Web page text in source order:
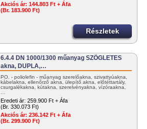
Akciós ár: 144.803 Ft + Áfa
(Br. 183.900 Ft)
Részletek
6.4.4 DN 1000/1300 műanyag SZÖGLETES
akna, DUPLA,…
PO. - poliolefin - műanyag szerelőakna, szivattyúakna,
kábelakna, ellenőrző akna, ülepítő akna, előtéttartály,
csurgalékakna, kútakna, szerelvényakna, vízóraakna,
…
Eredeti ár: 259.900 Ft + Áfa
(Br. 330.073 Ft)
Akciós ár: 236.142 Ft + Áfa
(Br. 299.900 Ft)